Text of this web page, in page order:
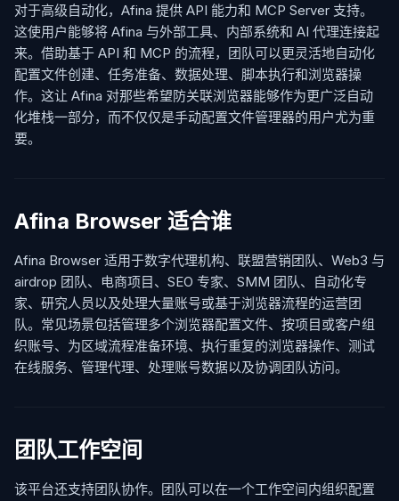
对于高级自动化，Afina 提供 API 能力和 MCP Server 支持。
这使用户能够将 Afina 与外部工具、内部系统和 AI 代理连接起
来。借助基于 API 和 MCP 的流程，团队可以更灵活地自动化
配置文件创建、任务准备、数据处理、脚本执行和浏览器操
作。这让 Afina 对那些希望防关联浏览器能够作为更广泛自动
化堆栈一部分，而不仅仅是手动配置文件管理器的用户尤为重
要。
Afina Browser 适合谁
Afina Browser 适用于数字代理机构、联盟营销团队、Web3 与
airdrop 团队、电商项目、SEO 专家、SMM 团队、自动化专
家、研究人员以及处理大量账号或基于浏览器流程的运营团
队。常见场景包括管理多个浏览器配置文件、按项目或客户组
织账号、为区域流程准备环境、执行重复的浏览器操作、测试
在线服务、管理代理、处理账号数据以及协调团队访问。
团队工作空间
该平台还支持团队协作。团队可以在一个工作空间内组织配置